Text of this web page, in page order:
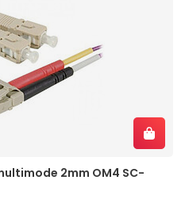
2mm OM4 SC-